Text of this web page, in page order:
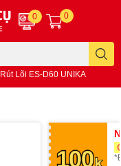
Rút Lõi ES-D60 UNIKA
0 0